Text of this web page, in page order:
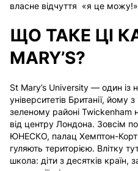
власне відчуття «я це
ЩО ТАКЕ ЦІ
MARY’S?
St Mary’s University — один із
університетів Британії,
зеленому районі Twickenham
від центру Лондона. Зовсім
ЮНЕСКО, палац Хемптон-Корт
гуляють територією. Влітку
школа: діти з десятків країн,